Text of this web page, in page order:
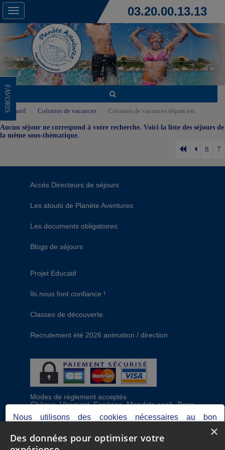
Toggle
navigation
03.20.00.13.13
FAVORIS
Accueil Colonies de vacances Colonies de vacances départ est
Aucun séjour ne correspond à votre recherche. Voici la liste des séjours de
la même sous-thématique.
8 7
Accès Directeurs de séjours
Les atouts de Planète Aventures
Les documents obligatoires
Blogs de séjours
Projet Educatif
Ils nous font confiance !
Classes de découverte
Recrutement été 2026 animation / direction
Modes de règlement acceptés
Chèque, Virement, Espèces, Mandats cash, Bons
CAF, Conseil général, Chèques vacances, Carte
bancaire, Prise en charge reçu sans règlement,
Nous utilisons des cookies nécessaires au bon
fonctionnement du site, ainsi que d'autres permettant de
réaliser des analyses pour optimiser votre expérience.×
Des données pour optimiser votre